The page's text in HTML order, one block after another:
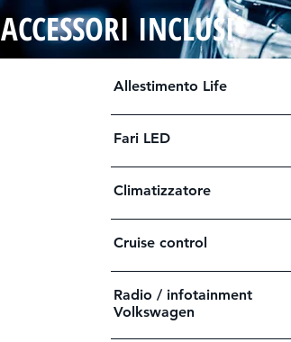
ACCESSORI INCLUSI
Allestimento Life
Fari LED
Climatizzatore
Cruise control
Radio / infotainment
Volkswagen